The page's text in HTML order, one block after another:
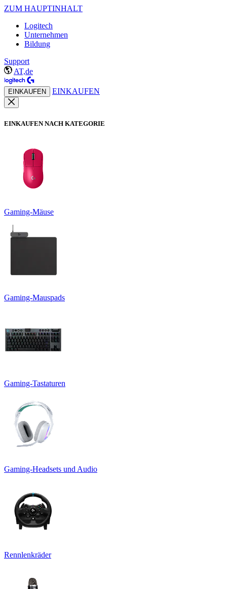
ZUM HAUPTINHALT
Logitech
Unternehmen
Bildung
Support
AT,de
EINKAUFEN EINKAUFEN
EINKAUFEN NACH KATEGORIE
Gaming-Mäuse
Gaming-Mauspads
Gaming-Tastaturen
Gaming-Headsets und Audio
Rennlenkräder